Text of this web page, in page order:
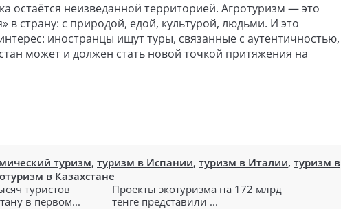
остаётся неизведанной территорией. Агротуризм — это
в страну: с природой, едой, культурой, людьми. И это
иностранцы ищут туры, связанные с аутентичностью,
может и должен стать новой точкой притяжения на
туризм, туризм в Испании, туризм в Италии, туризм в
в Казахстане
туристов
в первом...
Проекты экотуризма на 172 млрд
тенге представили ...